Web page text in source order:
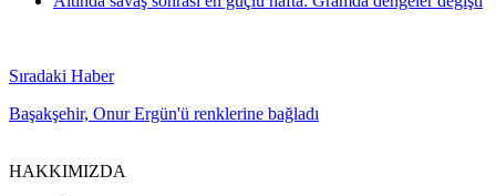
Sıradaki Haber
Başakşehir, Onur Ergün'ü renklerine bağladı
HAKKIMIZDA